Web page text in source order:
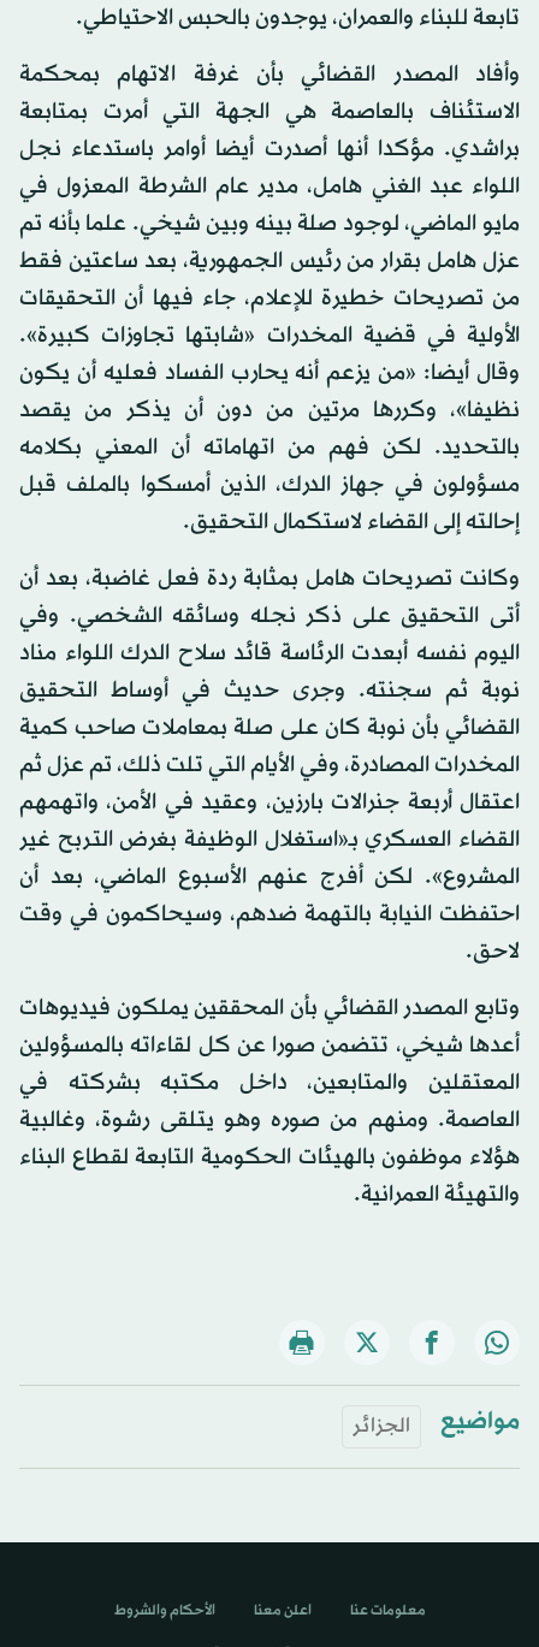
تابعة للبناء والعمران، يوجدون بالحبس الاحتياطي.
وأفاد المصدر القضائي بأن غرفة الاتهام بمحكمة
الاستئناف بالعاصمة هي الجهة التي أمرت بمتابعة
براشدي. مؤكدا أنها أصدرت أيضا أوامر باستدعاء نجل
اللواء عبد الغني هامل، مدير عام الشرطة المعزول في
مايو الماضي، لوجود صلة بينه وبين شيخي. علما بأنه تم
عزل هامل بقرار من رئيس الجمهورية، بعد ساعتين فقط
من تصريحات خطيرة للإعلام، جاء فيها أن التحقيقات
الأولية في قضية المخدرات «شابتها تجاوزات كبيرة».
وقال أيضا: «من يزعم أنه يحارب الفساد فعليه أن يكون
نظيفا»، وكررها مرتين من دون أن يذكر من يقصد
بالتحديد. لكن فهم من اتهاماته أن المعني بكلامه
مسؤولون في جهاز الدرك، الذين أمسكوا بالملف قبل
إحالته إلى القضاء لاستكمال التحقيق.
وكانت تصريحات هامل بمثابة ردة فعل غاضبة، بعد أن
أتى التحقيق على ذكر نجله وسائقه الشخصي. وفي
اليوم نفسه أبعدت الرئاسة قائد سلاح الدرك اللواء مناد
نوبة ثم سجنته. وجرى حديث في أوساط التحقيق
القضائي بأن نوبة كان على صلة بمعاملات صاحب كمية
المخدرات المصادرة، وفي الأيام التي تلت ذلك، تم عزل ثم
اعتقال أربعة جنرالات بارزين، وعقيد في الأمن، واتهمهم
القضاء العسكري بـ«استغلال الوظيفة بغرض التربح غير
المشروع». لكن أفرج عنهم الأسبوع الماضي، بعد أن
احتفظت النيابة بالتهمة ضدهم، وسيحاكمون في وقت
لاحق.
وتابع المصدر القضائي بأن المحققين يملكون فيديوهات
أعدها شيخي، تتضمن صورا عن كل لقاءاته بالمسؤولين
المعتقلين والمتابعين، داخل مكتبه بشركته في
العاصمة. ومنهم من صوره وهو يتلقى رشوة، وغالبية
هؤلاء موظفون بالهيئات الحكومية التابعة لقطاع البناء
والتهيئة العمرانية.
مواضيع الجزائر
معلومات عنا اعلن معنا الأحكام والشروط